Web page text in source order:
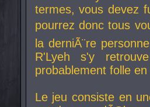
termes, vous devez
pourrez donc tous
la derniÃ¨re
R'Lyeh s'y
probablement folle
Le jeu consiste en